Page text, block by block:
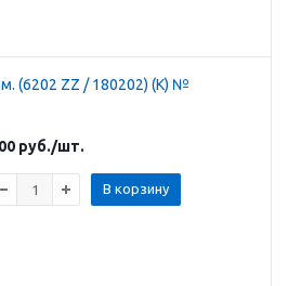
(6202 ZZ / 180202) (К) №
руб./шт.
В корзину